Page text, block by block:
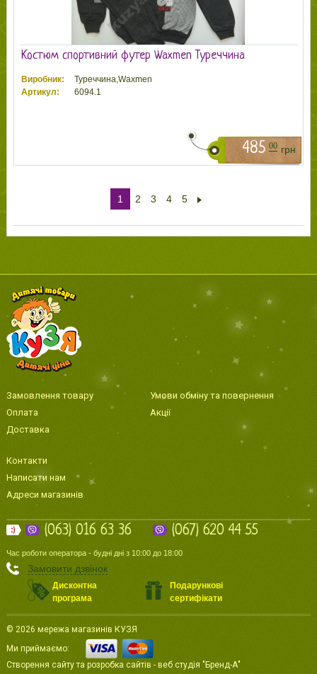
Костюм спортивний футер Waxmen Туреччина
Виробник:
Туреччина,Waxmen
Артикул:
6094.1
485 00 грн
1 2 3 4 5
Замовлення товару
Оплата
Доставка
Умови обміну та повернення
Акції
Контакти
Написати нам
Адреси магазинів
(063) 016 63 36 (067) 620 44 55
Час роботи оператора - будні дні з 10:00 до 18:00
Замовити дзвінок
Дисконтна
програма
Подарункові
сертифікати
© 2026 мережа магазинів КУЗЯ
Ми приймаємо:
Створення сайтута розробка сайтів - веб студія "Бренд-А"